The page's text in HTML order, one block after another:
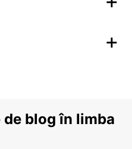
blog în limba